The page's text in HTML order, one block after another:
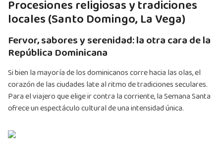
Procesiones religiosas y tradiciones
locales (Santo Domingo, La Vega)
Fervor, sabores y serenidad: la otra cara de la
República Dominicana
Si bien la mayoría de los dominicanos corre hacia las olas, el
corazón de las ciudades late al ritmo de tradiciones seculares.
Para el viajero que elige ir contra la corriente, la Semana Santa
ofrece un espectáculo cultural de una intensidad única.